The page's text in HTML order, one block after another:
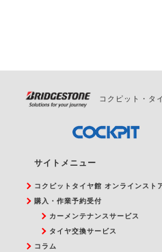
コクピット・タ
サイトメニュー
コクピットタイヤ館 オンラインスト
購入・作業予約受付
カーメンテナンスサービス
タイヤ交換サービス
コラム